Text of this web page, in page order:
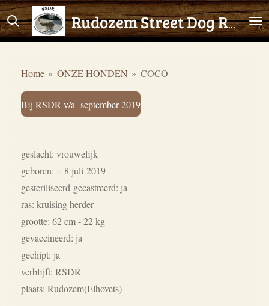
Ga
direct
hoofdinhoud
Rudozem Street Dog Rescue
Home » ONZE HONDEN » COCO
Bij RSDR v/a september 2019
geslacht: vrouwelijk
geboren: ± 8 juli 2019
gesteriliseerd-gecastreerd: ja
ras: kruising herder
grootte: 62 cm - 22 kg
gevaccineerd: ja
gechipt: ja
verblijft: RSDR
plaats: Rudozem(Elhovets)